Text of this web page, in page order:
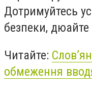
Дотримуйтесь
безпеки, дюайте
Читайте:
обмеження